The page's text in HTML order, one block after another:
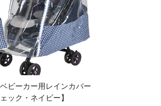
ベビーカー用レインカバー
ェック・ネイビー】